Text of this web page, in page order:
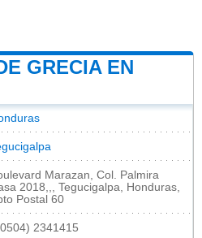
GRECIA EN
Marazan, Col. Palmira
2018,,, Tegucigalpa, Honduras,
Postal 60
2341415